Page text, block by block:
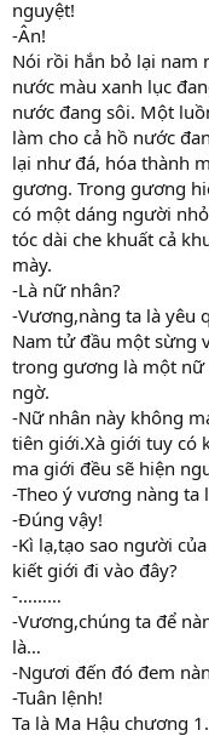
nguyệt!
-Ân!
Nói rồi hắn bỏ lại nam
nước màu xanh lục
nước đang sôi. Một
làm cho cả hồ nước
lại như đá, hóa thành
gương. Trong gương
có một dáng người
tóc dài che khuất cả
mày.
-Là nữ nhân?
-Vương,nàng ta là yêu
Nam tử đầu một sừng
trong gương là một
ngờ.
-Nữ nhân này không
tiên giới.Xà giới tuy có
ma giới đều sẽ hiện
-Theo ý vương nàng ta
-Đúng vậy!
-Kì lạ,tạo sao người
kiết giới đi vào đây?
-………
-Vương,chúng ta để
là…
-Ngươi đến đó đem
-Tuân lệnh!
Ta là Ma Hậu chương